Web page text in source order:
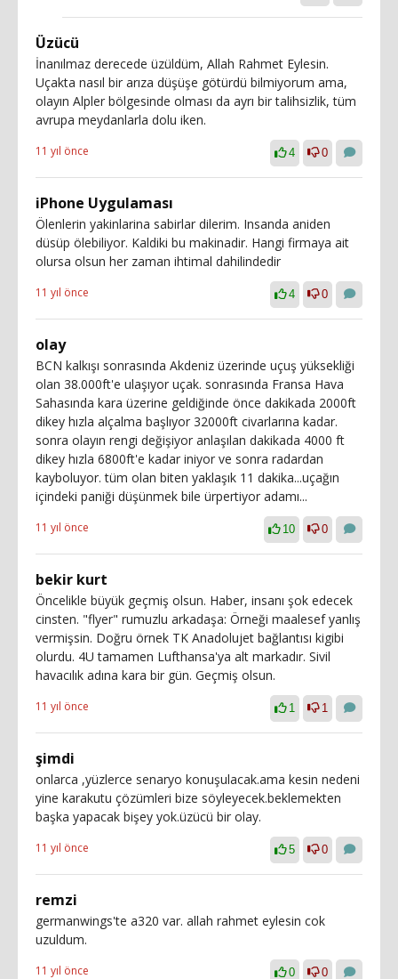
Üzücü
İnanılmaz derecede üzüldüm, Allah Rahmet Eylesin.
Uçakta nasıl bir arıza düşüşe götürdü bilmiyorum ama,
olayın Alpler bölgesinde olması da ayrı bir talihsizlik, tüm
avrupa meydanlarla dolu iken.
11 yıl önce 4 0
iPhone Uygulaması
Ölenlerin yakinlarina sabirlar dilerim. Insanda aniden
düsüp ölebiliyor. Kaldiki bu makinadir. Hangi firmaya ait
olursa olsun her zaman ihtimal dahilindedir
11 yıl önce 4 0
olay
BCN kalkışı sonrasında Akdeniz üzerinde uçuş yüksekliği
olan 38.000ft'e ulaşıyor uçak. sonrasında Fransa Hava
Sahasında kara üzerine geldiğinde önce dakikada 2000ft
dikey hızla alçalma başlıyor 32000ft civarlarına kadar.
sonra olayın rengi değişiyor anlaşılan dakikada 4000 ft
dikey hızla 6800ft'e kadar iniyor ve sonra radardan
kayboluyor. tüm olan biten yaklaşık 11 dakika...uçağın
içindeki paniği düşünmek bile ürpertiyor adamı...
11 yıl önce 10 0
bekir kurt
Öncelikle büyük geçmiş olsun. Haber, insanı şok edecek
cinsten. "flyer" rumuzlu arkadaşa: Örneği maalesef yanlış
vermişsin. Doğru örnek TK Anadolujet bağlantısı kigibi
olurdu. 4U tamamen Lufthansa'ya alt markadır. Sivil
havacılık adına kara bir gün. Geçmiş olsun.
11 yıl önce 1 1
şimdi
onlarca ,yüzlerce senaryo konuşulacak.ama kesin nedeni
yine karakutu çözümleri bize söyleyecek.beklemekten
başka yapacak bişey yok.üzücü bir olay.
11 yıl önce 5 0
remzi
germanwings'te a320 var. allah rahmet eylesin cok
uzuldum.
11 yıl önce 0 0